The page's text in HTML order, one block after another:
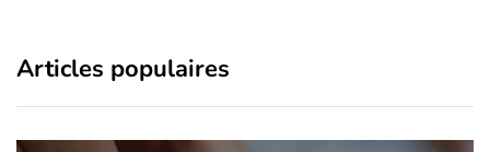
Articles populaires